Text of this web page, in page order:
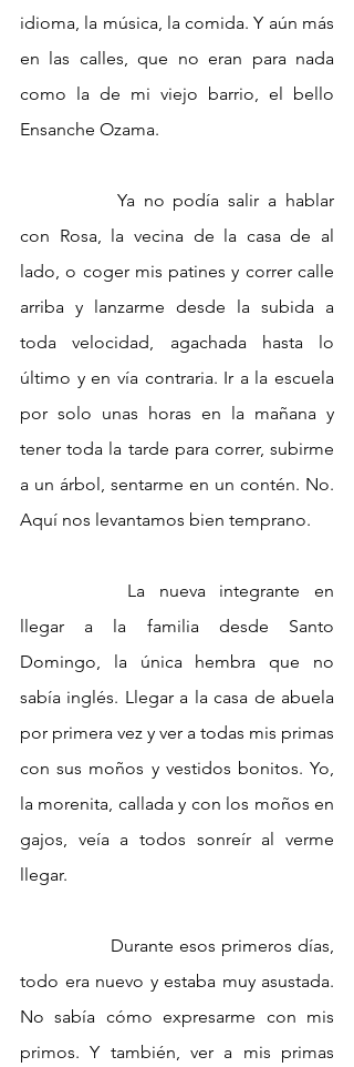
idioma, la música, la comida. Y aún más
en las calles, que no eran para nada
como la de mi viejo barrio, el bello
Ensanche Ozama.
con Rosa, la vecina de la casa de al
lado, o coger mis patines y correr calle
arriba y lanzarme desde la subida a
toda velocidad, agachada hasta lo
último y en vía contraria. Ir a la escuela
por solo unas horas en la mañana y
tener toda la tarde para correr, subirme
a un árbol, sentarme en un contén. No.
Aquí nos levantamos bien temprano.
llegar a la familia desde Santo
Domingo, la única hembra que no
sabía inglés. Llegar a la casa de abuela
por primera vez y ver a todas mis primas
con sus moños y vestidos bonitos. Yo,
la morenita, callada y con los moños en
gajos, veía a todos sonreír al verme
llegar.
todo era nuevo y estaba muy asustada.
No sabía cómo expresarme con mis
primos. Y también, ver a mis primas